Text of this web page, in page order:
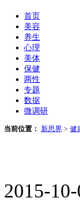
首页
美容
养生
心理
美体
保健
两性
专题
数据
微调研
当前位置： 新思界 > 健
2015-